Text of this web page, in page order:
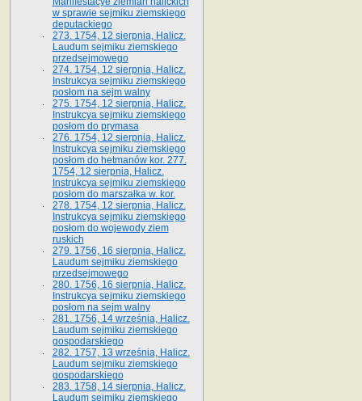
w sprawie sejmiku ziemskiego
deputackiego
273. 1754, 12 sierpnia, Halicz.
Laudum sejmiku ziemskiego
przedsejmowego
274. 1754, 12 sierpnia, Halicz.
Instrukcya sejmiku ziemskiego
posłom na sejm walny
275. 1754, 12 sierpnia, Halicz.
Instrukcya sejmiku ziemskiego
posłom do prymasa
276. 1754, 12 sierpnia, Halicz.
Instrukcya sejmiku ziemskiego
posłom do hetmanów kor. 277.
1754, 12 sierpnia, Halicz.
Instrukcya sejmiku ziemskiego
posłom do marszałka w. kor.
278. 1754, 12 sierpnia, Halicz.
Instrukcya sejmiku ziemskiego
posłom do wojewody ziem
ruskich
279. 1756, 16 sierpnia, Halicz.
Laudum sejmiku ziemskiego
przedsejmowego
280. 1756, 16 sierpnia, Halicz.
Instrukcya sejmiku ziemskiego
posłom na sejm walny
281. 1756, 14 września, Halicz.
Laudum sejmiku ziemskiego
gospodarskiego
282. 1757, 13 września, Halicz.
Laudum sejmiku ziemskiego
gospodarskiego
283. 1758, 14 sierpnia, Halicz.
Laudum sejmiku ziemskiego